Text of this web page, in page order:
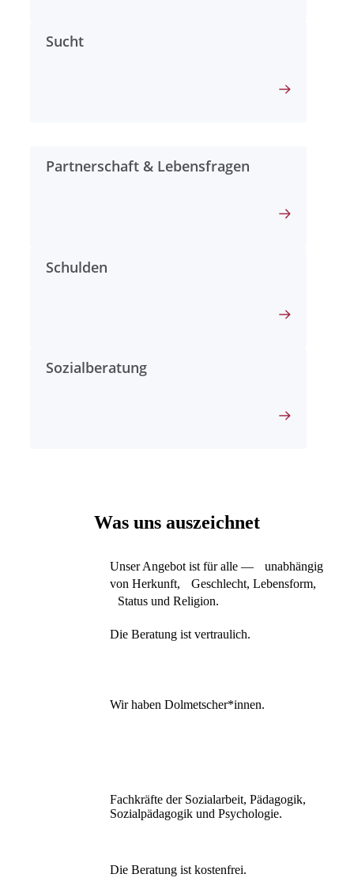
Sucht
Partnerschaft & Lebensfragen
Schulden
Sozialberatung
Was uns auszeichnet
Unser Angebot ist für alle — unabhängig
von Herkunft, Geschlecht, Lebensform,
Status und Religion.
Die Beratung ist vertraulich.
Wir haben Dolmetscher*innen.
Fachkräfte der Sozialarbeit, Pädagogik,
Sozialpädagogik und Psychologie.
Die Beratung ist kostenfrei.